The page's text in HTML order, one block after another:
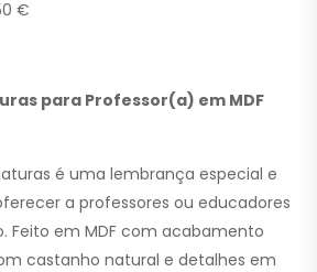
€
para Professor(a) em MDF
é uma lembrança especial e
a professores ou educadores
Feito em MDF com acabamento
castanho natural e detalhes em